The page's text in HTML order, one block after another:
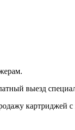
выезд
картриджей